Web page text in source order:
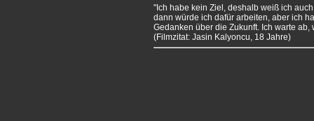
"Ich habe kein Ziel, deshalb weiß ich
dann würde ich dafür arbeiten, aber ich
Gedanken über die Zukunft. Ich warte ab,
(Filmzitat: Jasin Kalyoncu, 18 Jahre)